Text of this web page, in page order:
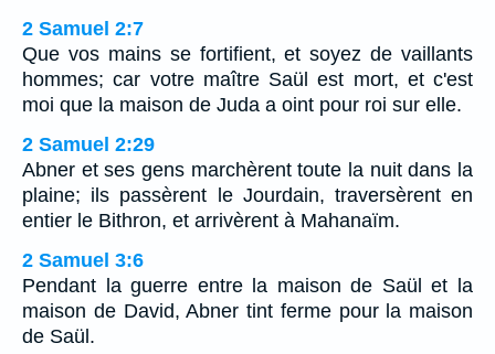
2 Samuel 2:7
Que vos mains se fortifient, et soyez de vaillants
hommes; car votre maître Saül est mort, et c'est
moi que la maison de Juda a oint pour roi sur elle.
2 Samuel 2:29
Abner et ses gens marchèrent toute la nuit dans la
plaine; ils passèrent le Jourdain, traversèrent en
entier le Bithron, et arrivèrent à Mahanaïm.
2 Samuel 3:6
Pendant la guerre entre la maison de Saül et la
maison de David, Abner tint ferme pour la maison
de Saül.